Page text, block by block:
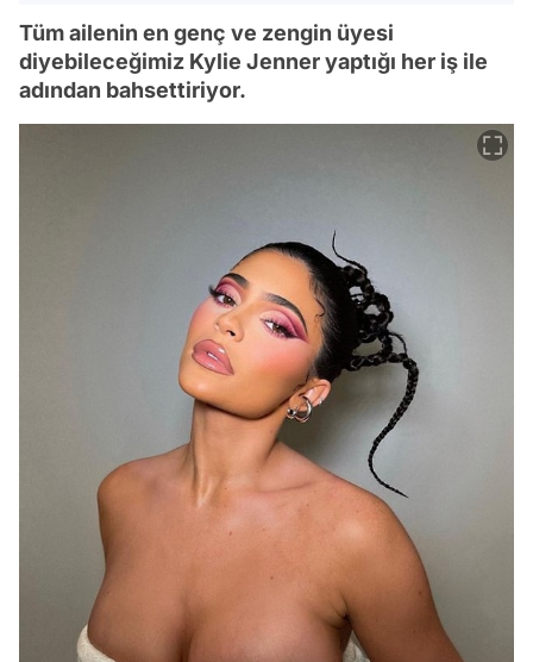
Tüm ailenin en genç ve zengin üyesi
diyebileceğimiz Kylie Jenner yaptığı her iş ile
adından bahsettiriyor.